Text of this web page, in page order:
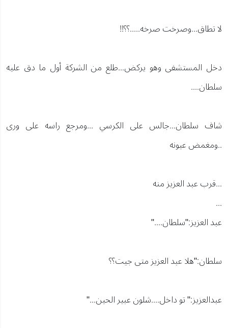
لا تطاق...وصرخت صرخه.....؟؟!!
دخل المستشفى وهو يركض...طلع من الشركة أول ما دق عليه
سلطان....
شاف سلطان...جالس على الكرسي ...ومرجع راسه على ورى
..ومغمض عيونه
...قرب عبد العزيز منه
...
عبد العزيز:"سلطان...."
سلطان:"هلا عبد العزيز متى جيت؟؟
عبدالعزيز:" تو داخل....شلون عبير الحين..."